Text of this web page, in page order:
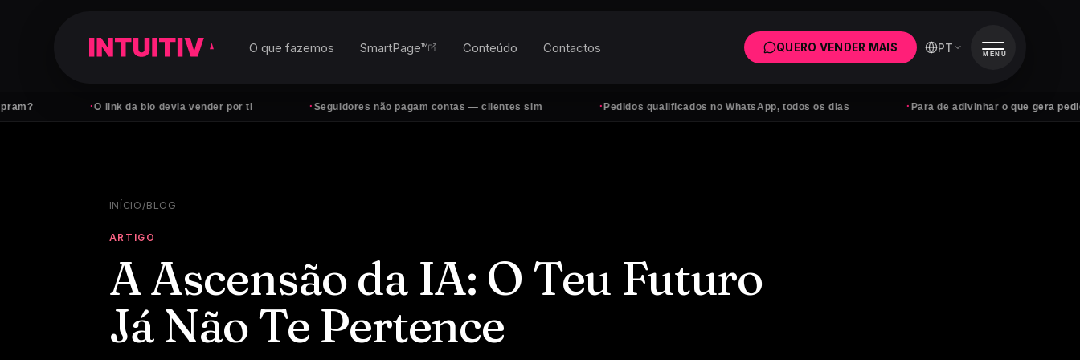
O link da bio devia vender por ti Seguidores não pagam contas — clientes sim Pedidos qualificados no WhatsApp, todos os dias Para de adivinhar o que gera pedidos
O que fazemos SmartPage™ Conteúdo Contactos QUERO VENDER MAIS PT MENU
INÍCIO/BLOG
ARTIGO
A Ascensão da IA: O Teu Futuro
Já Não Te Pertence